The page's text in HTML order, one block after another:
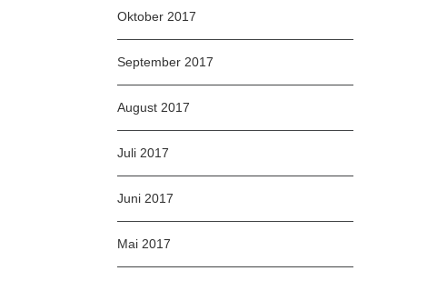
Oktober 2017
September 2017
August 2017
Juli 2017
Juni 2017
Mai 2017